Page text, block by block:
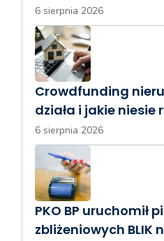
6 sierpnia 2026
Crowdfunding
działa i jakie niesie
6 sierpnia 2026
PKO BP uruchomił
zbliżeniowych BLIK